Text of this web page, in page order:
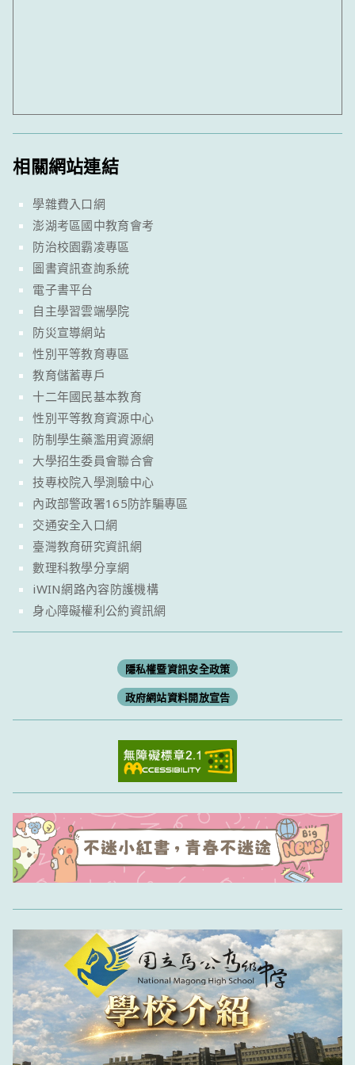
相關網站連結
學雜費入口網
澎湖考區國中教育會考
防治校園霸凌專區
圖書資訊查詢系統
電子書平台
自主學習雲端學院
防災宣導網站
性別平等教育專區
教育儲蓄專戶
十二年國民基本教育
性別平等教育資源中心
防制學生藥濫用資源網
大學招生委員會聯合會
技專校院入學測驗中心
內政部警政署165防詐騙專區
交通安全入口網
臺灣教育研究資訊網
數理科教學分享網
iWIN網路內容防護機構
身心障礙權利公約資訊網
隱私權暨資訊安全政策
政府網站資料開放宣告